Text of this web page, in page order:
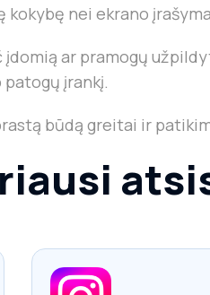
nei ekrano
ar pramogų
įrankį.
būdą greitai ir